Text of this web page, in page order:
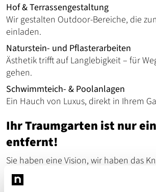
Hof & Terrassengestaltung
Wir gestalten Outdoor-Bereiche, die
einladen.
Naturstein- und Pflasterarbeiten
Ästhetik trifft auf Langlebigkeit – für
gehen.
Schwimmteich- & Poolanlagen
Ein Hauch von Luxus, direkt in Ihrem
Ihr Traumgarten ist nur
entfernt!
Sie haben eine Vision, wir haben das
umzusetzen. Kontaktieren Sie uns
unverbindliche Beratung und lassen